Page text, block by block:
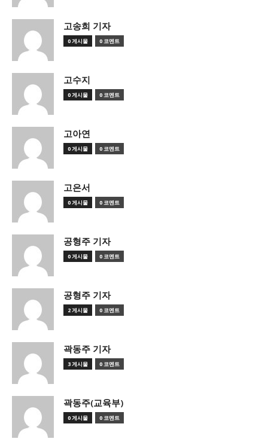
고송희 기자
0 게시물 0 코멘트
고수지
0 게시물 0 코멘트
고아연
0 게시물 0 코멘트
고은서
0 게시물 0 코멘트
공형주 기자
0 게시물 0 코멘트
공형주 기자
2 게시물 0 코멘트
곽동주 기자
3 게시물 0 코멘트
곽동주(교육부)
0 게시물 0 코멘트